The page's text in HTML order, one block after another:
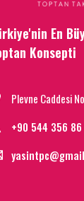
En
Konsepti
Plevne Caddesi
+90 544 356